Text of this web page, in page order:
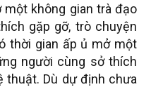
không gian trà đạo
gặp gỡ, trò chuyện
thời gian ấp ủ mở một
người cùng sở thích
thuật. Dù dự định chưa